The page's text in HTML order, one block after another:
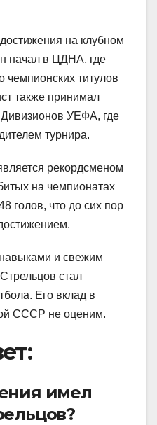
на клубном
начал в ЦДНА, где
чемпионских титулов
также принимал
Дивизионов УЕФА, где
турнира.
рекордсменом
на чемпионатах
голов, что до сих пор
и свежим
стал
Его вклад в
СССР не оценим.
имел